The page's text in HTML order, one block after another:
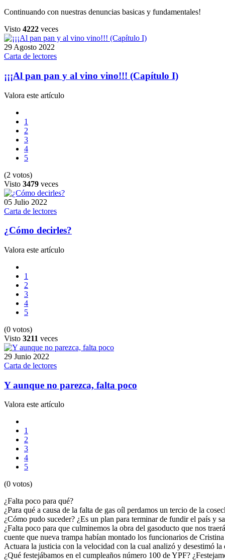
Continuando con nuestras denuncias basicas y fundamentales!
Visto 4222 veces
29 Agosto 2022
Carta de lectores
¡¡¡Al pan pan y al vino vino!!! (Capítulo I)
Valora este artículo
1
2
3
4
5
(2 votos)
Visto 3479 veces
05 Julio 2022
Carta de lectores
¿Cómo decirles?
Valora este artículo
1
2
3
4
5
(0 votos)
Visto 3211 veces
29 Junio 2022
Carta de lectores
Y aunque no parezca, falta poco
Valora este artículo
1
2
3
4
5
(0 votos)
¿Falta poco para qué?
¿Para qué a causa de la falta de gas oíl perdamos un tercio de la
¿Cómo pudo suceder? ¿Es un plan para terminar de fundir el país y
¿Falta poco para que culminemos la obra del gasoducto que nos
cuente que nueva trampa habían montado los funcionarios de
Actuara la justicia con la velocidad con la cual analizó y desestimó
¿Qué festejábamos en el cumpleaños número 100 de YPF?